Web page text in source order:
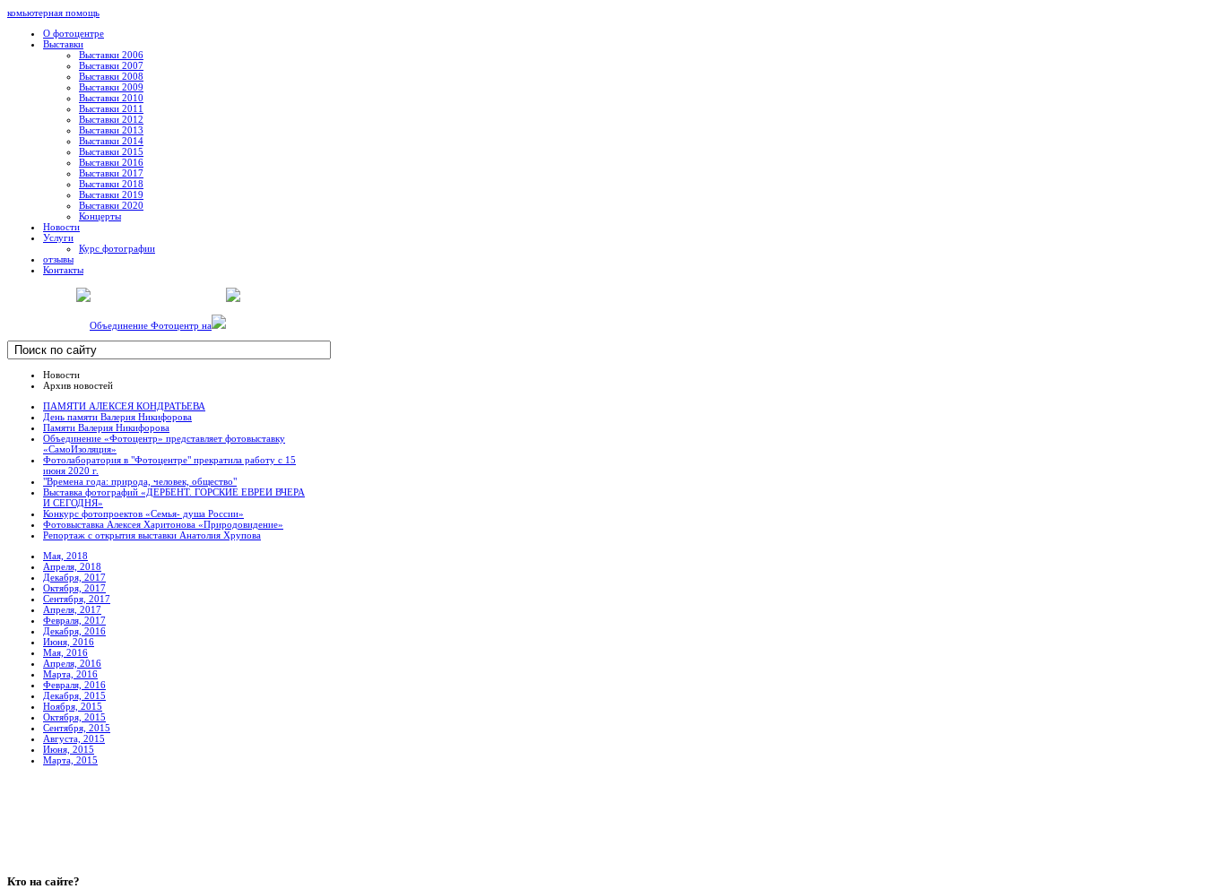
комьютерная помощь
О фотоцентре
Выставки
Выставки 2006
Выставки 2007
Выставки 2008
Выставки 2009
Выставки 2010
Выставки 2011
Выставки 2012
Выставки 2013
Выставки 2014
Выставки 2015
Выставки 2016
Выставки 2017
Выставки 2018
Выставки 2019
Выставки 2020
Концерты
Новости
Услуги
Курс фотографии
отзывы
Контакты
Объединение Фотоцентр на
Новости
Архив новостей
ПАМЯТИ АЛЕКСЕЯ КОНДРАТЬЕВА
День памяти Валерия Никифорова
Памяти Валерия Никифорова
Объединение «Фотоцентр» представляет фотовыставку
«СамоИзоляция»
Фотолаборатория в "Фотоцентре" прекратила работу с 15
июня 2020 г.
"Времена года: природа, человек, общество"
Выставка фотографий «ДЕРБЕНТ. ГОРСКИЕ ЕВРЕИ ВЧЕРА
И СЕГОДНЯ»
Конкурс фотопроектов «Семья- душа России»
Фотовыставка Алексея Харитонова «Природовидение»
Репортаж с открытия выставки Анатолия Хрупова
Мая, 2018
Апреля, 2018
Декабря, 2017
Октября, 2017
Сентября, 2017
Апреля, 2017
Февраля, 2017
Декабря, 2016
Июня, 2016
Мая, 2016
Апреля, 2016
Марта, 2016
Февраля, 2016
Декабря, 2015
Ноября, 2015
Октября, 2015
Сентября, 2015
Августа, 2015
Июня, 2015
Марта, 2015
Кто на сайте?